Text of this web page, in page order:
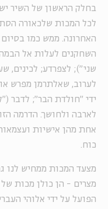
בחלק הראשון של השיר
לכל המכות שלכאורה
האחרונה. ממש כמו
השחקנים לעלות אל
שני"); לצפרדע; לכינים,
לערוב, שאלתרמן מפרש
ידי "חולדת הבר"; לדבר
לארבה ולחושך. הדרמה
אחת מהן אישיות
כוח.
מצעד המכות ממחיש לנו
מצרים - הן כולן מכות
הפועל על ידי אלוהי